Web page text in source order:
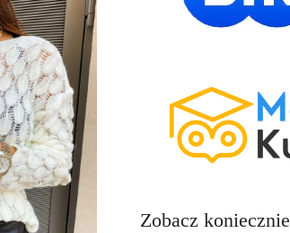
Zobacz koniecznie